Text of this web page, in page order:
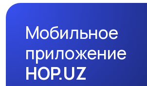
Мобильное
приложение
HOP.UZ